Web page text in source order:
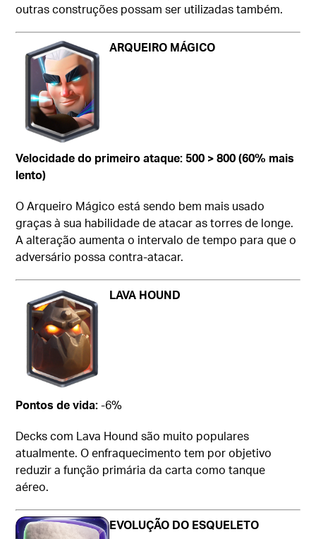
outras construções possam ser utilizadas também.
ARQUEIRO MÁGICO
Velocidade do primeiro ataque: 500 > 800 (60% mais
lento)
O Arqueiro Mágico está sendo bem mais usado
graças à sua habilidade de atacar as torres de longe.
A alteração aumenta o intervalo de tempo para que o
adversário possa contra-atacar.
LAVA HOUND
Pontos de vida:-6%
Decks com Lava Hound são muito populares
atualmente. O enfraquecimento tem por objetivo
reduzir a função primária da carta como tanque
aéreo.
EVOLUÇÃO DO ESQUELETO